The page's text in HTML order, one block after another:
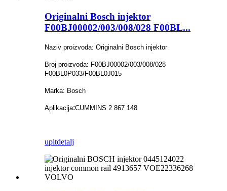
Originalni Bosch injektor
F00BJ00002/003/008/028 F00BL...
Naziv proizvoda: Originalni Bosch injektor
Broj proizvoda: F00BJ00002/003/008/028
F00BL0P033/F00BL0J015
Marka: Bosch
Aplikacija:CUMMINS 2 867 148
upitdetalj